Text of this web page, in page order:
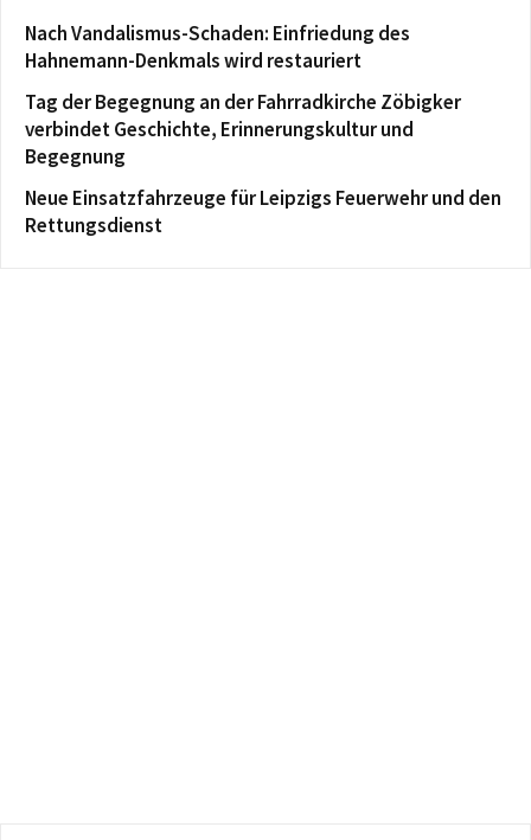
Nach Vandalismus-Schaden: Einfriedung des
Hahnemann-Denkmals wird restauriert
Tag der Begegnung an der Fahrradkirche Zöbigker
verbindet Geschichte, Erinnerungskultur und
Begegnung
Neue Einsatzfahrzeuge für Leipzigs Feuerwehr und den
Rettungsdienst